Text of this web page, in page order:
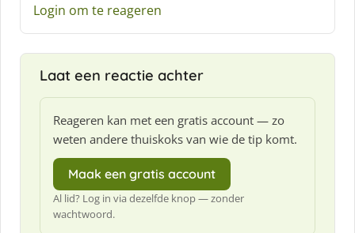
Login om te reageren
Laat een reactie achter
Reageren kan met een gratis account — zo
weten andere thuiskoks van wie de tip komt.
Maak een gratis account
Al lid? Log in via dezelfde knop — zonder
wachtwoord.